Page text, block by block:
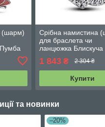
(шарм)
Срібна намистина
для браслета чи
ланцюжка Блискуча
1 843₴ 2 304 ₴
Купити
та новинки
–20%